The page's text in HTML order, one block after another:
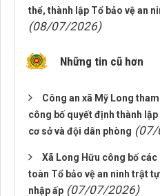
thể, thành lập Tổ bảo vệ an
(08/07/2026)
Những tin cũ hơn
Công an xã Mỹ Long
công bố quyết định thành
cơ sở và đội dân phòng
Xã Long Hữu công bố
toàn Tổ bảo vệ an ninh trật
nhập ấp (07/07/2026)